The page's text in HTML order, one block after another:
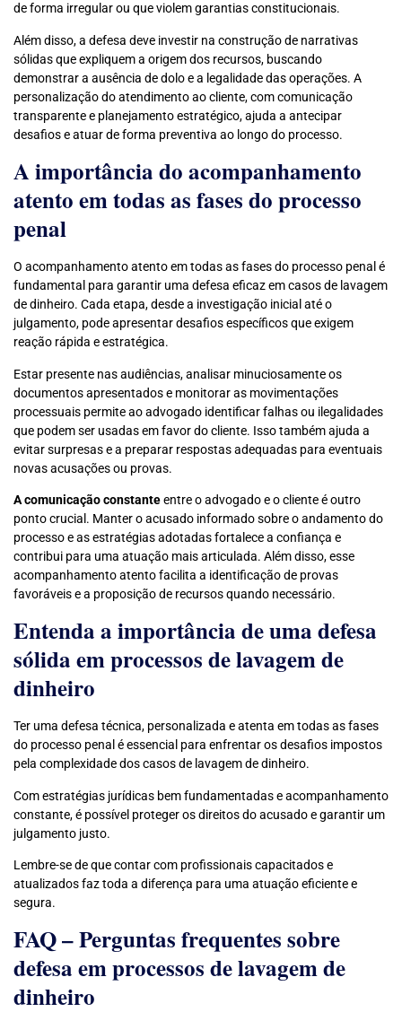
de forma irregular ou que violem garantias constitucionais.
Além disso, a defesa deve investir na construção de narrativas
sólidas que expliquem a origem dos recursos, buscando
demonstrar a ausência de dolo e a legalidade das operações. A
personalização do atendimento ao cliente, com comunicação
transparente e planejamento estratégico, ajuda a antecipar
desafios e atuar de forma preventiva ao longo do processo.
A importância do acompanhamento
atento em todas as fases do processo
penal
O acompanhamento atento em todas as fases do processo penal é
fundamental para garantir uma defesa eficaz em casos de lavagem
de dinheiro. Cada etapa, desde a investigação inicial até o
julgamento, pode apresentar desafios específicos que exigem
reação rápida e estratégica.
Estar presente nas audiências, analisar minuciosamente os
documentos apresentados e monitorar as movimentações
processuais permite ao advogado identificar falhas ou ilegalidades
que podem ser usadas em favor do cliente. Isso também ajuda a
evitar surpresas e a preparar respostas adequadas para eventuais
novas acusações ou provas.
A comunicação constanteentre o advogado e o cliente é outro
ponto crucial. Manter o acusado informado sobre o andamento do
processo e as estratégias adotadas fortalece a confiança e
contribui para uma atuação mais articulada. Além disso, esse
acompanhamento atento facilita a identificação de provas
favoráveis e a proposição de recursos quando necessário.
Entenda a importância de uma defesa
sólida em processos de lavagem de
dinheiro
Ter uma defesa técnica, personalizada e atenta em todas as fases
do processo penal é essencial para enfrentar os desafios impostos
pela complexidade dos casos de lavagem de dinheiro.
Com estratégias jurídicas bem fundamentadas e acompanhamento
constante, é possível proteger os direitos do acusado e garantir um
julgamento justo.
Lembre-se de que contar com profissionais capacitados e
atualizados faz toda a diferença para uma atuação eficiente e
segura.
FAQ – Perguntas frequentes sobre
defesa em processos de lavagem de
dinheiro